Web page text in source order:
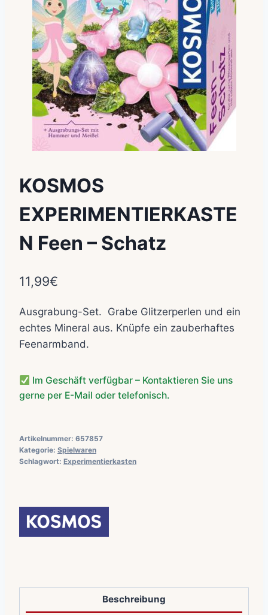
KOSMOS
EXPERIMENTIERKASTE
N Feen – Schatz
11,99€
Ausgrabung-Set. Grabe Glitzerperlen und ein
echtes Mineral aus. Knüpfe ein zauberhaftes
Feenarmband.
Im Geschäft verfügbar – Kontaktieren Sie uns
gerne per E-Mail oder telefonisch.
Artikelnummer: 657857
Kategorie: Spielwaren
Schlagwort: Experimentierkasten
Beschreibung